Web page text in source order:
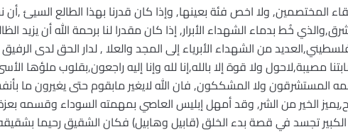
المختصمين, ولا اخص فئة بعينها, وإذا كان قدرنا بهذا الطالع السيئ
خُط بدماء الشهداء الأبرار, إذا كان مقدرا لنا برحمة الله أن يزيد
من الشهداء الأبرياء إلى المجد والعلا , لدار الحق لدى
مصيبة,لاحول ولا قوة إلا بالله,إنا لله وإنا إليه راجعون,بقلوب ملؤها
ولا المشككون, فان الله لايغير مابقوم حتى يغيرون ما
الخير من الشر, وقد أمهل إبليس العاصي بمهمته السوداء وقسمه
الكبير تجسد في قصة بدء الخلق (قابيل وهابيل) فكان الشقيق رحيما